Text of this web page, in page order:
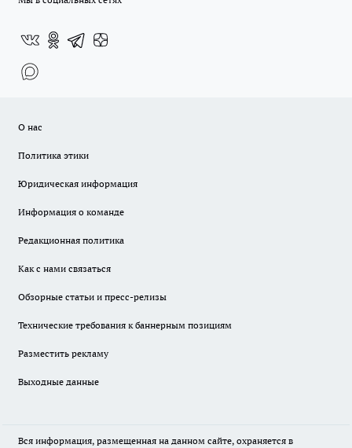
О нас
Политика этики
Юридическая информация
Информация о команде
Редакционная политика
Как с нами связаться
Обзорные статьи и пресс-релизы
Технические требования к баннерным позициям
Разместить рекламу
Выходные данные
Вся информация, размещенная на данном сайте, охраняется в